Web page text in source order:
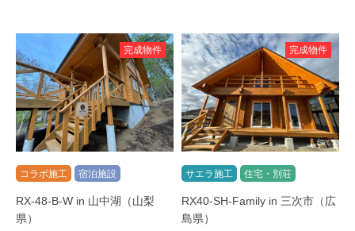
完成物件
コラボ施工 宿泊施設
RX-48-B-W in 山中湖（山梨
県）
完成物件
サエラ施工 住宅・別荘
RX40-SH-Family in 三次市（広
島県）